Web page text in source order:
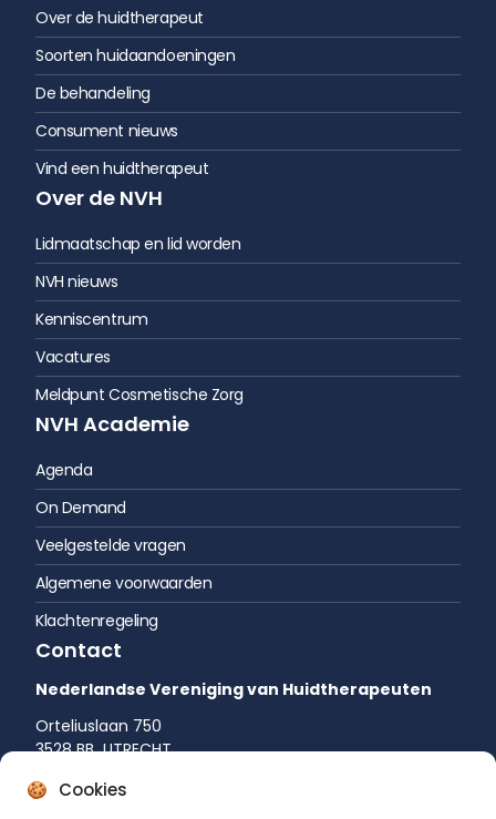
Cookies
Over de huidtherapeut
Soorten huidaandoeningen
De behandeling
Consument nieuws
Vind een huidtherapeut
Over de NVH
Lidmaatschap en lid worden
NVH nieuws
Kenniscentrum
Vacatures
Meldpunt Cosmetische Zorg
NVH Academie
Agenda
On Demand
Veelgestelde vragen
Algemene voorwaarden
Klachtenregeling
Contact
Nederlandse Vereniging van Huidtherapeuten
Orteliuslaan 750
3528 BB UTRECHT
035 542 75 52